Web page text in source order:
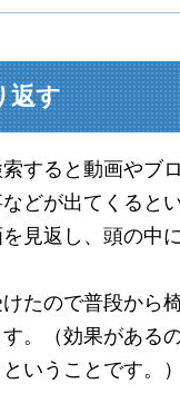
返す
すると動画やブ
どが出てくると
見返し、頭の中
たので普段から
。（効果がある
いうことです。）